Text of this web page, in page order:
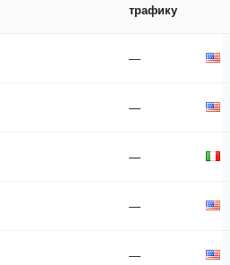
трафику
—
—
—
—
—